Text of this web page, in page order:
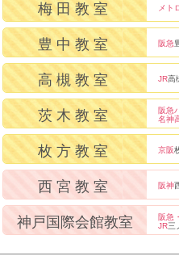
梅田教室 メト
豊中教室 阪急
高槻教室 JR高
茨木教室 阪急
名神
枚方教室 京阪
西宮教室 阪神
神戸国際会館教室 阪急
JR三